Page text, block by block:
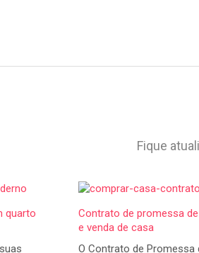
Fique
quarto
Contrato de promessa
e venda de casa
O Contrato de Promessa